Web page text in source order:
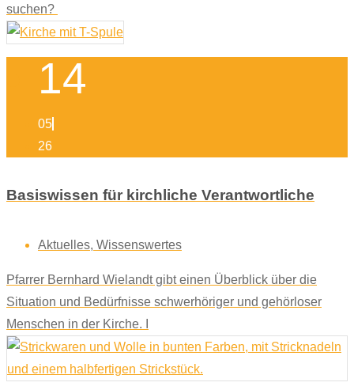
suchen?
14
05
26
Basiswissen für kirchliche Verantwortliche
Aktuelles, Wissenswertes
Pfarrer Bernhard Wielandt gibt einen Überblick über die
Situation und Bedürfnisse schwerhöriger und gehörloser
Menschen in der Kirche. I